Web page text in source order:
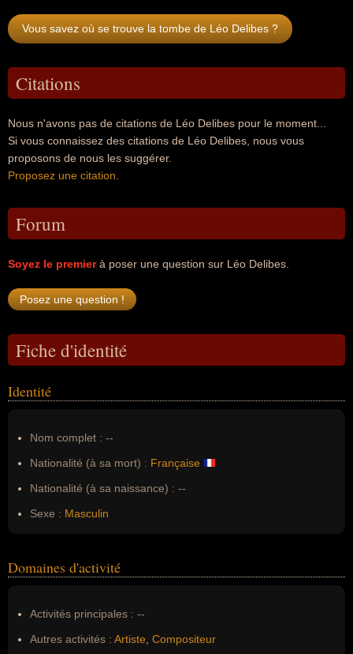
Vous savez où se trouve la tombe de Léo Delibes ?
Citations
Nous n'avons pas de citations de Léo Delibes pour le moment...
Si vous connaissez des citations de Léo Delibes, nous vous
proposons de nous les suggérer.
Proposez une citation
Forum
Soyez le premierà poser une question sur Léo Delibes.
Fiche d'identité
Identité
Nom complet : --
Nationalité (à sa mort) : Française
Nationalité (à sa naissance) : --
Sexe : Masculin
Domaines d'activité
Activités principales : --
Autres activités : Artiste Compositeur